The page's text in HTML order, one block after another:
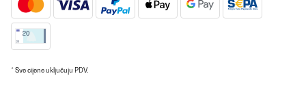
* Sve cijene uključuju PDV.